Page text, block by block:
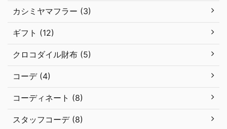
カシミヤマフラー (3)
ギフト (12)
クロコダイル財布 (5)
コーデ (4)
コーディネート (8)
スタッフコーデ (8)